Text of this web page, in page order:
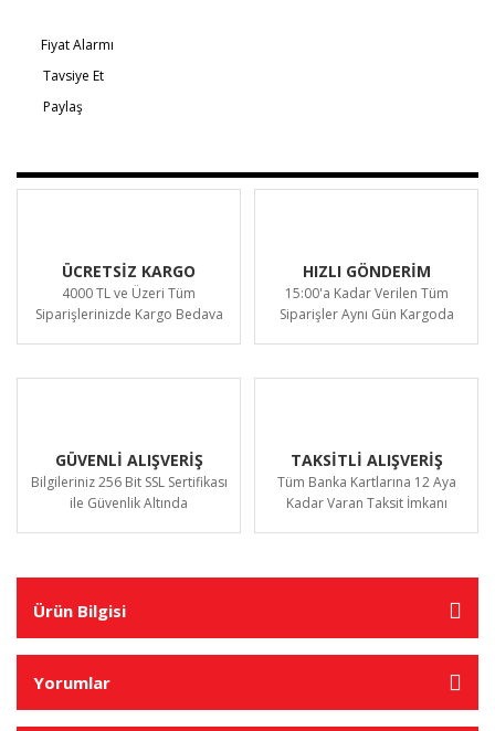
Fiyat Alarmı
Tavsiye Et
Paylaş
ÜCRETSİZ KARGO
4000 TL ve Üzeri Tüm
Siparişlerinizde Kargo Bedava
HIZLI GÖNDERİM
15:00'a Kadar Verilen Tüm
Siparişler Aynı Gün Kargoda
GÜVENLİ ALIŞVERİŞ
Bilgileriniz 256 Bit SSL Sertifikası
ile Güvenlik Altında
TAKSİTLİ ALIŞVERİŞ
Tüm Banka Kartlarına 12 Aya
Kadar Varan Taksit İmkanı
Ürün Bilgisi
Yorumlar